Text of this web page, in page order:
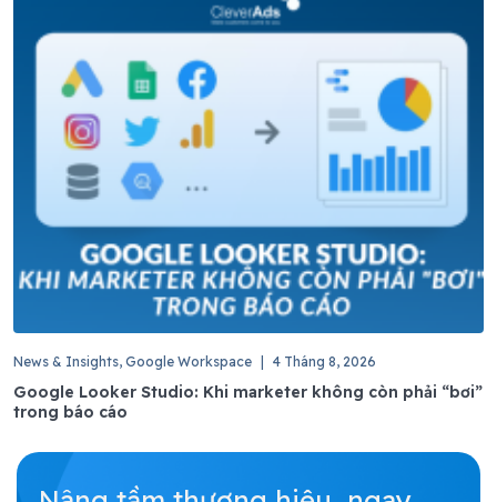
News & Insights, Google Workspace 4 Tháng 8, 2026
Google Looker Studio: Khi marketer không còn phải “bơi”
trong báo cáo